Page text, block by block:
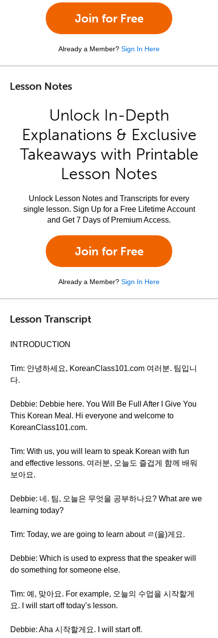
Join for Free
Already a Member? Sign In Here
Lesson Notes
Unlock In-Depth
Explanations & Exclusive
Takeaways with Printable
Lesson Notes
Unlock Lesson Notes and Transcripts for every
single lesson. Sign Up for a Free Lifetime Account
and Get 7 Days of Premium Access.
Join for Free
Already a Member? Sign In Here
Lesson Transcript
INTRODUCTION
Tim: 안녕하세요, KoreanClass101.com 여러분. 팀입니
다.
Debbie: Debbie here. You Will Be Full After I Give You
This Korean Meal. Hi everyone and welcome to
KoreanClass101.com.
Tim: With us, you will learn to speak Korean with fun
and effective lessons. 여러분, 오늘도 즐겁게 함께 배워
보아요.
Debbie: 네. 팀, 오늘은 무엇을 공부하나요? What are we
learning today?
Tim: Today, we are going to learn about ㄹ(을)게요.
Debbie: Which is used to express that the speaker will
do something for someone else.
Tim: 예, 맞아요. For example, 오늘의 수업을 시작할게
요. I will start off today’s lesson.
Debbie: Aha 시작할게요. I will start off.